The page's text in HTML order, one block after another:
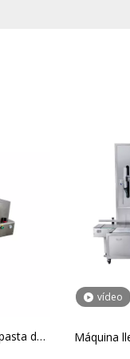
de
vídeo
Máquina